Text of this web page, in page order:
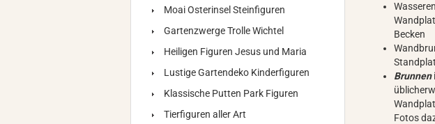
Becken
Brunnen
Fotos
Moai Osterinsel Steinfiguren
Gartenzwerge Trolle Wichtel
Heiligen Figuren Jesus und Maria
Lustige Gartendeko Kinderfiguren
Klassische Putten Park Figuren
Tierfiguren aller Art